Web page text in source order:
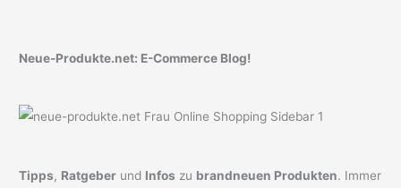
Neue-Produkte.net: E-Commerce Blog!
Tipps, Ratgeber und Infos zu brandneuen Produkten. Immer